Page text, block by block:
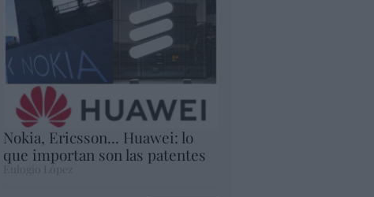
Nokia, Ericsson... Huawei: lo
que importan son las patentes
Eulogio López